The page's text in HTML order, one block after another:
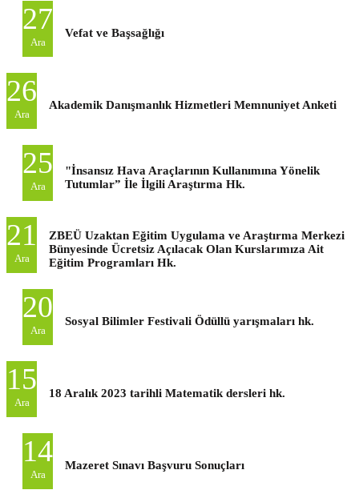
27
Ara
Vefat ve Başsağlığı
26
Ara
Akademik Danışmanlık Hizmetleri Memnuniyet Anketi
25
Ara
"İnsansız Hava Araçlarının Kullanımına Yönelik
Tutumlar” İle İlgili Araştırma Hk.
21
Ara
ZBEÜ Uzaktan Eğitim Uygulama ve Araştırma Merkezi
Bünyesinde Ücretsiz Açılacak Olan Kurslarımıza Ait
Eğitim Programları Hk.
20
Ara
Sosyal Bilimler Festivali Ödüllü yarışmaları hk.
15
Ara
18 Aralık 2023 tarihli Matematik dersleri hk.
14
Ara
Mazeret Sınavı Başvuru Sonuçları